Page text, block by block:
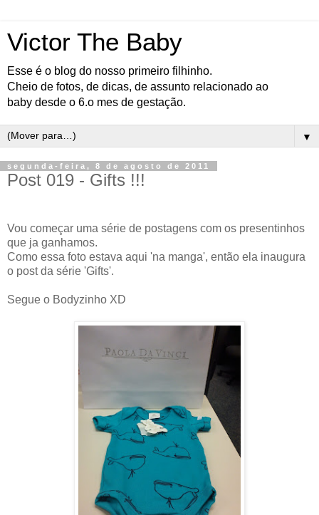
Victor The Baby
Esse é o blog do nosso primeiro filhinho.
Cheio de fotos, de dicas, de assunto relacionado ao
baby desde o 6.o mes de gestação.
▼
segunda-feira, 8 de agosto de 2011
Post 019 - Gifts !!!
Vou começar uma série de postagens com os presentinhos
que ja ganhamos.
Como essa foto estava aqui 'na manga', então ela inaugura
o post da série 'Gifts'.
Segue o Bodyzinho XD